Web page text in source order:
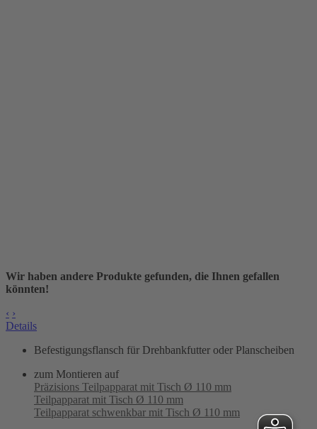
Wir haben andere Produkte gefunden, die Ihnen gefallen
könnten!
‹ ›
Details
Befestigungsflansch für Drehbankfutter oder Planscheiben
zum Montieren auf
Präzisions Teilpapparat mit Tisch Ø 110 mm
Teilpapparat mit Tisch Ø 110 mm
Teilpapparat schwenkbar mit Tisch Ø 110 mm